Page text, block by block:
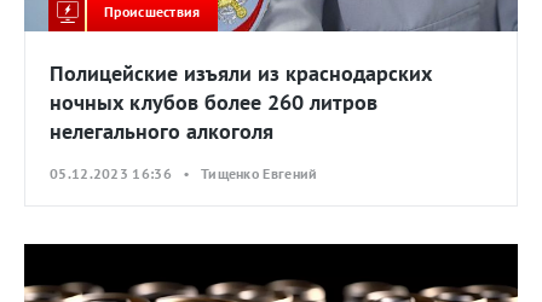
Происшествия
Полицейские изъяли из краснодарских
ночных клубов более 260 литров
нелегального алкоголя
05.12.2023 16:36 • Тищенко Евгений